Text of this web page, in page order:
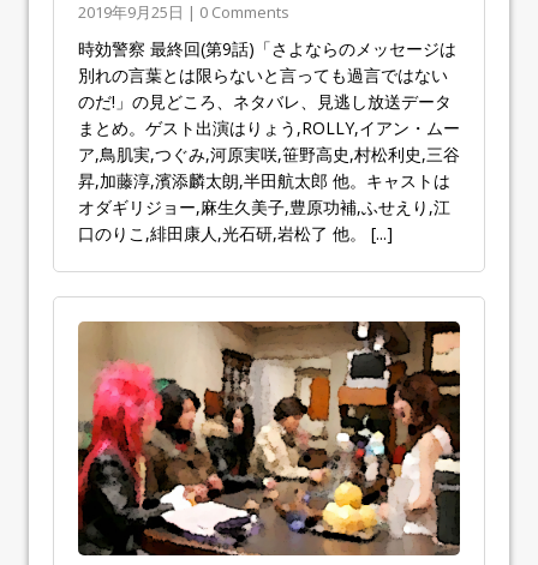
2019年9月25日 | 0 Comments
時効警察 最終回(第9話)「さよならのメッセージは
別れの言葉とは限らないと言っても過言ではない
のだ!」の見どころ、ネタバレ、見逃し放送データ
まとめ。ゲスト出演はりょう,ROLLY,イアン・ムー
ア,鳥肌実,つぐみ,河原実咲,笹野高史,村松利史,三谷
昇,加藤淳,濱添麟太朗,半田航太郎 他。キャストは
オダギリジョー,麻生久美子,豊原功補,ふせえり,江
口のりこ,緋田康人,光石研,岩松了 他。 [...]